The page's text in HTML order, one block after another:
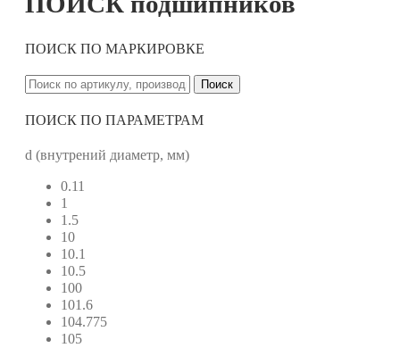
ПОИСК ПО МАРКИРОВКЕ
Поиск
ПОИСК ПО ПАРАМЕТРАМ
d (внутрений диаметр, мм)
0.11
1
1.5
10
10.1
10.5
100
101.6
104.775
105